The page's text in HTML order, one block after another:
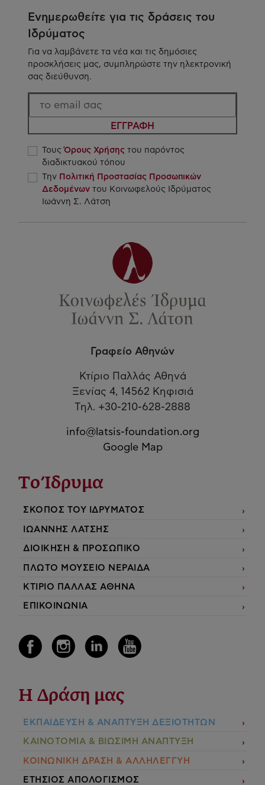
Ενημερωθείτε για τις δράσεις του
Ιδρύματος
Για να λαμβάνετε τα νέα και τις δημόσιες
προσκλήσεις μας, συμπληρώστε την ηλεκτρονική
σας διεύθυνση.
ΕΓΓΡΑΦΗ
ΤουςΌρους Χρήσης του παρόντος
διαδικτυακού τόπου
Την Πολιτική Προστασίας Προσωπικών
Δεδομένων του Κοινωφελούς Ιδρύματος
Ιωάννη Σ. Λάτση
Γραφείο Αθηνών
Κτίριο Παλλάς Αθηνά
Ξενίας 4, 14562 Κηφισιά
Τηλ. +30-210-628-2888
info@latsis-foundation.org
Google Map
Το Ίδρυμα
ΣΚΟΠΟΣ ΤΟΥ ΙΔΡΥΜΑΤΟΣ
ΙΩΑΝΝΗΣ ΛΑΤΣΗΣ
ΔΙΟΙΚΗΣΗ & ΠΡΟΣΩΠΙΚΟ
ΠΛΩΤΟ ΜΟΥΣΕΙΟ ΝΕΡΑΙΔΑ
ΚΤΙΡΙΟ ΠΑΛΛΑΣ ΑΘΗΝΑ
ΕΠΙΚΟΙΝΩΝΙΑ
Η Δράση μας
ΕΚΠΑIΔΕΥΣΗ & ΑΝΑΠΤΥΞΗ ΔΕΞΙΟΤΗΤΩΝ
ΚΑΙΝΟΤΟΜΙΑ & ΒΙΩΣΙΜΗ ΑΝΑΠΤΥΞΗ
ΚΟΙΝΩΝΙΚΗ ΔΡΑΣΗ & ΑΛΛΗΛΕΓΓΥΗ
ΕΤΗΣΙΟΣ ΑΠΟΛΟΓΙΣΜΟΣ